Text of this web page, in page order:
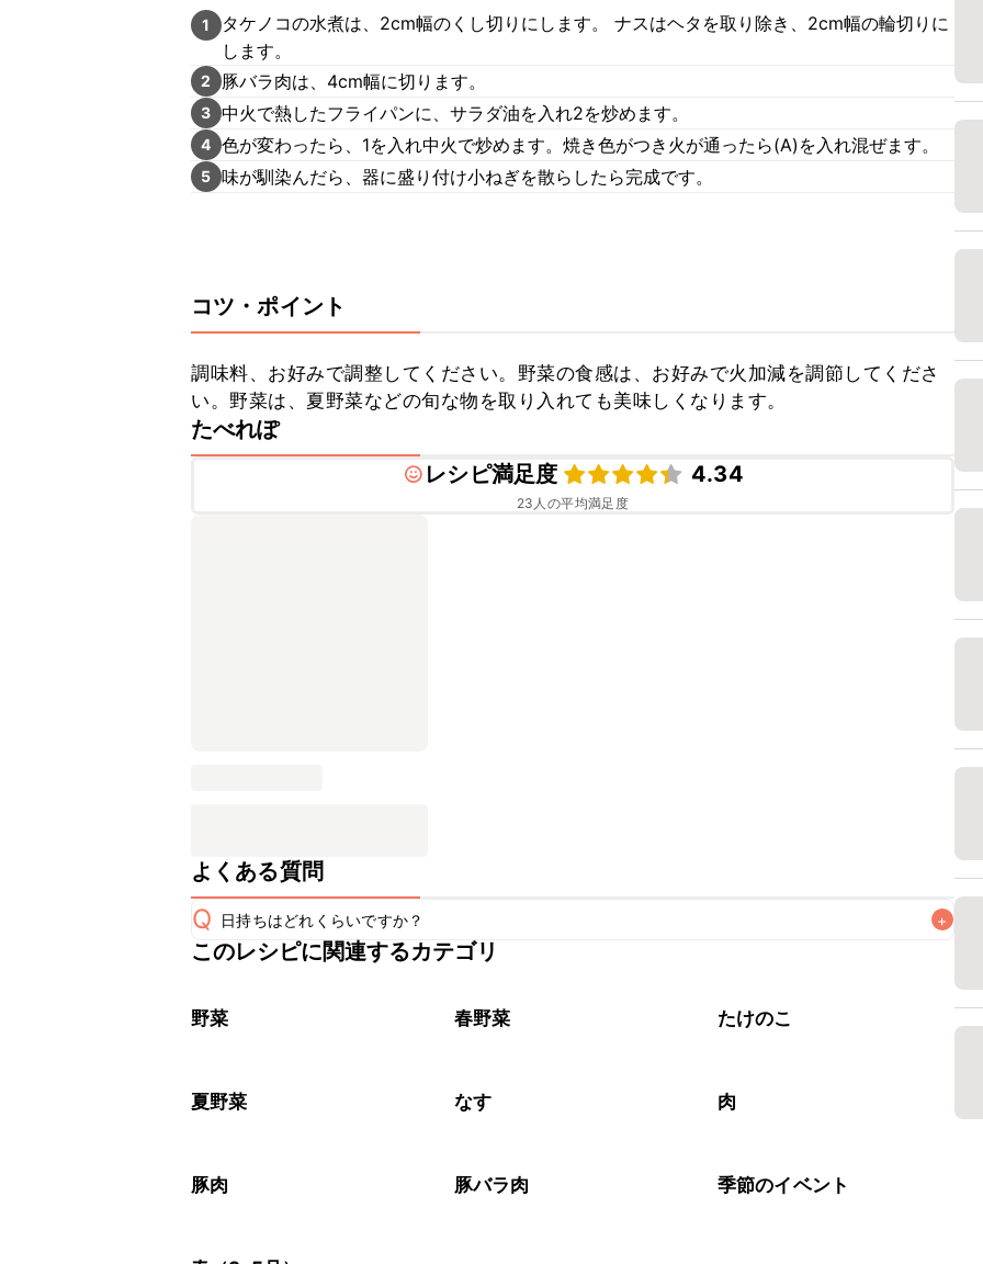
1
タケノコの水煮は、2cm幅のくし切りにします。 ナスはヘタを取り除き、2cm幅の輪切りに
します。
2 豚バラ肉は、4cm幅に切ります。
3 中火で熱したフライパンに、サラダ油を入れ2を炒めます。
4 色が変わったら、1を入れ中火で炒めます。焼き色がつき火が通ったら(A)を入れ混ぜます。
5 味が馴染んだら、器に盛り付け小ねぎを散らしたら完成です。
コツ・ポイント
調味料、お好みで調整してください。野菜の食感は、お好みで火加減を調節してくださ
い。野菜は、夏野菜などの旬な物を取り入れても美味しくなります。
たべれぽ
レシピ満足度
4.34
23 人の平均満足度
よくある質問
Q 日持ちはどれくらいですか？ +
保存期間は冷蔵で翌日中が目安です。なるべくお早めにお召し上がりください。
※日持ちは目安です。
このレシピに関連するカテゴリ
野菜 春野菜 たけのこ
夏野菜 なす 肉
豚肉 豚バラ肉 季節のイベント